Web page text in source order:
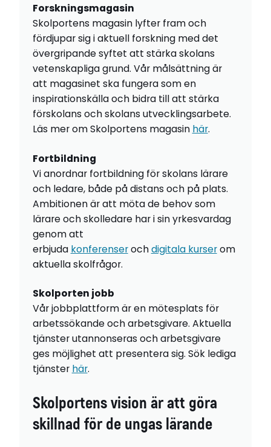
Forskningsmagasin
Skolportens magasin lyfter fram och
fördjupar sig i aktuell forskning med det
övergripande syftet att stärka skolans
vetenskapliga grund. Vår målsättning är
att magasinet ska fungera som en
inspirationskälla och bidra till att stärka
förskolans och skolans utvecklingsarbete.
Läs mer om Skolportens magasin här.
Fortbildning
Vi anordnar fortbildning för skolans lärare
och ledare, både på distans och på plats.
Ambitionen är att möta de behov som
lärare och skolledare har i sin yrkesvardag
genom att
erbjuda konferenserochdigitala kurserom
aktuella skolfrågor.
Skolporten jobb
Vår jobbplattform är en mötesplats för
arbetssökande och arbetsgivare. Aktuella
tjänster utannonseras och arbetsgivare
ges möjlighet att presentera sig. Sök lediga
tjänster här.
Skolportens vision är att göra
skillnad för de ungas lärande